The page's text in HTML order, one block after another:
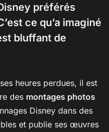
préférés
ce qu’a imaginé
bluffant de
heures perdues, il est
des montages photos
Disney dans des
et publie ses œuvres